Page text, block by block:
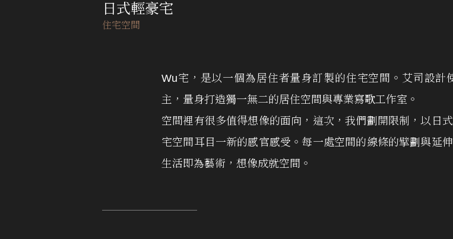
日式輕豪宅
住宅空間
Wu宅，是以一個為居住者量身訂製的住宅空間。艾司設計
主，量身打造獨一無二的居住空間與專業寫歌工作室。
空間裡有很多值得想像的面向，這次，我們劃開限制，以日
宅空間耳目一新的感官感受。每一處空間的線條的擘劃與延
生活即為藝術，想像成就空間。